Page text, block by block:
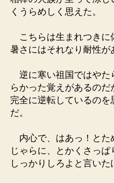
くうらめしく思えた。
こちらは生まれつきに
暑さにはそれなり耐性が
逆に寒い祖国ではやた
らかった覚えがあるの
完全に逆転しているのを
だ。
内心で、はあっ！とた
じゃらに、とかくさっ
しっかりしろよと言いた